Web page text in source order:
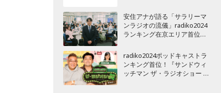
安住アナが語る「サラリーマ
ンラジオの流儀」radiko2024
ランキング在京エリア首位
曜天国』インタビュー
radiko2024ポッドキャストラ
ンキング首位！『サンドウィ
ッチマン ザ・ラジオショー サ